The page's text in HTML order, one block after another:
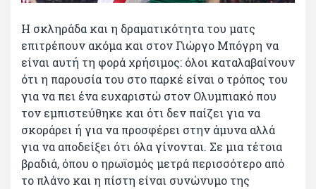
Η σκληράδα και η δραματικότητα του ματς
επιτρέπουν ακόμα και στον Γιώργο Μπόγρη να
είναι αυτή τη φορά χρήσιμος: όλοι καταλαβαίνουν
ότι η παρουσία του στο παρκέ είναι ο τρόπος του
για να πει ένα ευχαριστώ στον Ολυμπιακό που
τον εμπιστεύθηκε και ότι δεν παίζει για να
σκοράρει ή για να προσφέρει στην άμυνα αλλά
για να αποδείξει ότι όλα γίνονται. Σε μια τέτοια
βραδιά, όπου ο ηρωϊσμός μετρά περισσότερο από
το πλάνο και η πίστη είναι συνώνυμο της